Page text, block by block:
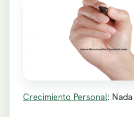
Crecimiento Personal: